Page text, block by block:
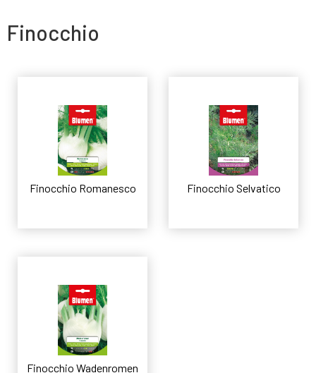
Finocchio
Finocchio Romanesco Finocchio Selvatico
Finocchio Wadenromen